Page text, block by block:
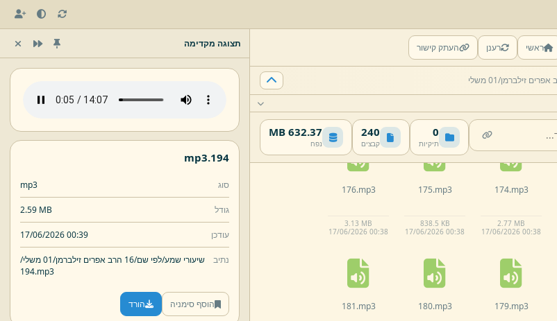
ראשי רענן העתק קישור
01 משלי
0
תיקיות
240
קבצים
632.37 MB
נפח
17/06/2026 00:38
17/06/2026 00:38
17/06/2026 00:38
174.mp3
2.77 MB
17/06/2026 00:38
175.mp3
838.5 KB
17/06/2026 00:38
176.mp3
3.13 MB
17/06/2026 00:38
179.mp3
180.mp3
181.mp3
תצוגה מקדימה
194.
mp3
סוג mp3
גודל 2.59 MB
עודכן 17/06/2026 00:39
נתיב שיעורי שמע/לפי שם/16 הרב אפרים זילברמן/
01 משלי/
194.mp3
הוסף סימניה הורד